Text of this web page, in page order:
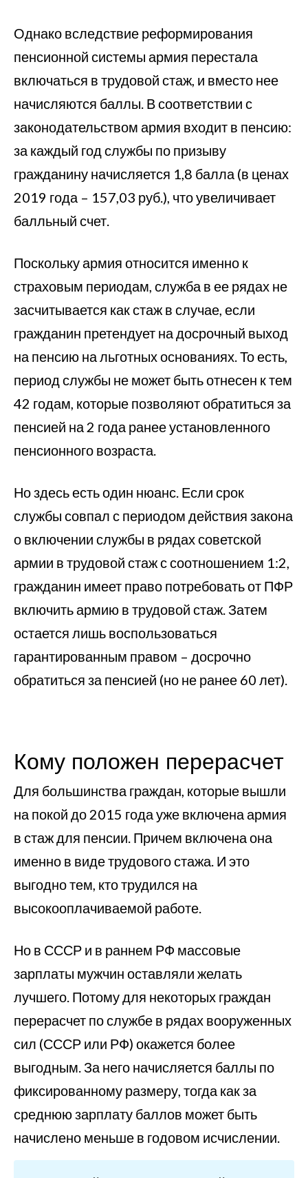
Однако вследствие реформирования
пенсионной системы армия перестала
включаться в трудовой стаж, и вместо нее
начисляются баллы. В соответствии с
законодательством армия входит в пенсию:
за каждый год службы по призыву
гражданину начисляется 1,8 балла (в ценах
2019 года – 157,03 руб.), что увеличивает
балльный счет.
Поскольку армия относится именно к
страховым периодам, служба в ее рядах не
засчитывается как стаж в случае, если
гражданин претендует на досрочный выход
на пенсию на льготных основаниях. То есть,
период службы не может быть отнесен к тем
42 годам, которые позволяют обратиться за
пенсией на 2 года ранее установленного
пенсионного возраста.
Но здесь есть один нюанс. Если срок
службы совпал с периодом действия закона
о включении службы в рядах советской
армии в трудовой стаж с соотношением 1:2,
гражданин имеет право потребовать от ПФР
включить армию в трудовой стаж. Затем
остается лишь воспользоваться
гарантированным правом – досрочно
обратиться за пенсией (но не ранее 60 лет).
Кому положен перерасчет
Для большинства граждан, которые вышли
на покой до 2015 года уже включена армия
в стаж для пенсии. Причем включена она
именно в виде трудового стажа. И это
выгодно тем, кто трудился на
высокооплачиваемой работе.
Но в СССР и в раннем РФ массовые
зарплаты мужчин оставляли желать
лучшего. Потому для некоторых граждан
перерасчет по службе в рядах вооруженных
сил (СССР или РФ) окажется более
выгодным. За него начисляется баллы по
фиксированному размеру, тогда как за
среднюю зарплату баллов может быть
начислено меньше в годовом исчислении.